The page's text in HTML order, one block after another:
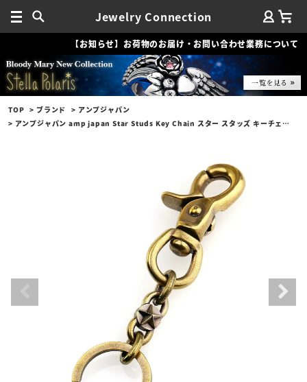
Jewelry Connection
【お知らせ】お荷物のお届け・お問い合わせ業務について
TOP ブランド
アンプジャパン
アンプジャパン amp japan Star Studs Key Chain スター スタッズ キーチェーン/ブラス